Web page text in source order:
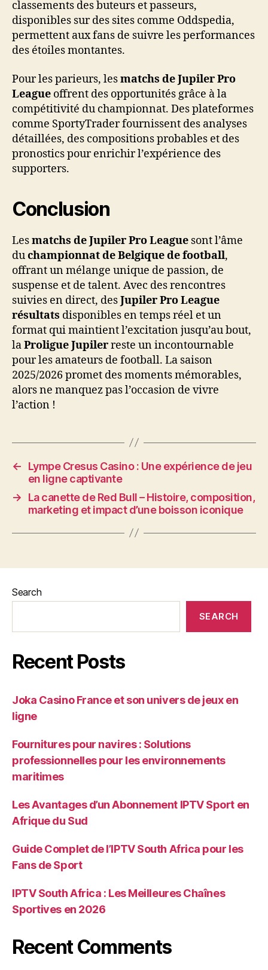
classements des buteurs et passeurs,
disponibles sur des sites comme Oddspedia,
permettent aux fans de suivre les performances
des étoiles montantes.
Pour les parieurs, lesmatchs de Jupiler Pro
League offrent des opportunités grâce à la
compétitivité du championnat. Des plateformes
comme SportyTrader fournissent des analyses
détaillées, des compositions probables et des
pronostics pour enrichir l’expérience des
supporters.
Conclusion
Lesmatchs de Jupiler Pro League sont l’âme
duchampionnat de Belgique de football,
offrant un mélange unique de passion, de
suspense et de talent. Avec des rencontres
suivies en direct, desJupiler Pro League
résultats disponibles en temps réel et un
format qui maintient l’excitation jusqu’au bout,
laProligue Jupilerreste un incontournable
pour les amateurs de football. La saison
2025/2026 promet des moments mémorables,
alors ne manquez pas l’occasion de vivre
l’action !
←
Lympe Cresus Casino : Une expérience de jeu
en ligne captivante
→
La canette de Red Bull – Histoire, composition,
marketing et impact d’une boisson iconique
Search
SEARCH
Recent Posts
Joka Casino France et son univers de jeux en
ligne
Fournitures pour navires : Solutions
professionnelles pour les environnements
maritimes
Les Avantages d’un Abonnement IPTV Sport en
Afrique du Sud
Guide Complet de l’IPTV South Africa pour les
Fans de Sport
IPTV South Africa : Les Meilleures Chaînes
Sportives en 2026
Recent Comments